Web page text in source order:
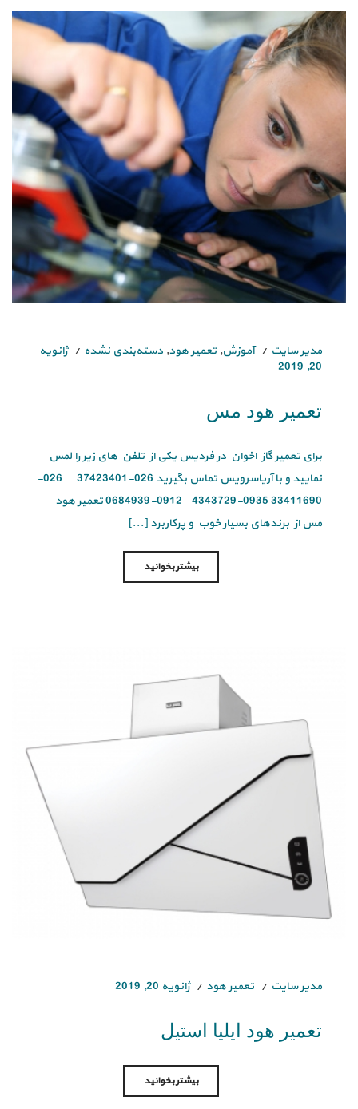
مدیر سایت آموزش, تعمیر هود, دسته‌بندی نشده
ژانویه
20, 2019
تعمیر هود مس
برای تعمیر گاز اخوان در فردیس یکی از تلفن های زیر را لمس
نمایید و با آریاسرویس تماس بگیرید 026-37423401 026-
33411690 0935-4343729 0912-0684939 تعمیر هود
مس از برندهای بسیار خوب و پرکاربرد [...]
بیشتر بخوانید
مدیر سایت تعمیر هود ژانویه 20, 2019
تعمیر هود ایلیا استیل
بیشتر بخوانید